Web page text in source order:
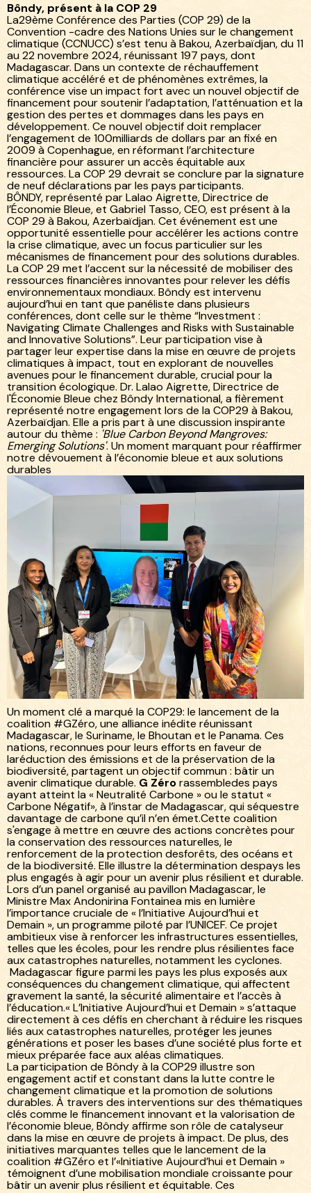
Bôndy, présent à la COP 29
La29ème Conférence des Parties (COP 29) de la
Convention -cadre des Nations Unies sur le changement
climatique (CCNUCC) s’est tenu à Bakou, Azerbaïdjan, du 11
au 22 novembre 2024, réunissant 197 pays, dont
Madagascar. Dans un contexte de réchauffement
climatique accéléré et de phénomènes extrêmes, la
conférence vise un impact fort avec un nouvel objectif de
financement pour soutenir l’adaptation, l’atténuation et la
gestion des pertes et dommages dans les pays en
développement. Ce nouvel objectif doit remplacer
l’engagement de 100milliards de dollars par an fixé en
2009 à Copenhague, en réformant l’architecture
financière pour assurer un accès équitable aux
ressources. La COP 29 devrait se conclure par la signature
de neuf déclarations par les pays participants.
BÔNDY, représenté par Lalao Aigrette, Directrice de
l’Économie Bleue, et Gabriel Tasso, CEO, est présent à la
COP 29 à Bakou, Azerbaïdjan. Cet événement est une
opportunité essentielle pour accélérer les actions contre
la crise climatique, avec un focus particulier sur les
mécanismes de financement pour des solutions durables.
La COP 29 met l’accent sur la nécessité de mobiliser des
ressources financières innovantes pour relever les défis
environnementaux mondiaux. Bôndy est intervenu
aujourd’hui en tant que panéliste dans plusieurs
conférences, dont celle sur le thème “Investment :
Navigating Climate Challenges and Risks with Sustainable
and Innovative Solutions”. Leur participation vise à
partager leur expertise dans la mise en œuvre de projets
climatiques à impact, tout en explorant de nouvelles
avenues pour le financement durable, crucial pour la
transition écologique. Dr. Lalao Aigrette, Directrice de
l'Économie Bleue chez Bôndy International, a fièrement
représenté notre engagement lors de la COP29 à Bakou,
Azerbaïdjan. Elle a pris part à une discussion inspirante
autour du thème : 'Blue Carbon Beyond Mangroves:
Emerging Solutions'. Un moment marquant pour réaffirmer
notre dévouement à l’économie bleue et aux solutions
durables
Un moment clé a marqué la COP29: le lancement de la
coalition #GZéro, une alliance inédite réunissant
Madagascar, le Suriname, le Bhoutan et le Panama. Ces
nations, reconnues pour leurs efforts en faveur de
laréduction des émissions et de la préservation de la
biodiversité, partagent un objectif commun : bâtir un
avenir climatique durable. G Zérorassembledes pays
ayant atteint la « Neutralité Carbone » ou le statut «
Carbone Négatif», à l’instar de Madagascar, qui séquestre
davantage de carbone qu’il n’en émet.Cette coalition
s'engage à mettre en œuvre des actions concrètes pour
la conservation des ressources naturelles, le
renforcement de la protection desforêts, des océans et
de la biodiversité. Elle illustre la détermination despays les
plus engagés à agir pour un avenir plus résilient et durable.
Lors d’un panel organisé au pavillon Madagascar, le
Ministre Max Andonirina Fontainea mis en lumière
l’importance cruciale de « l’Initiative Aujourd’hui et
Demain », un programme piloté par l’UNICEF. Ce projet
ambitieux vise à renforcer les infrastructures essentielles,
telles que les écoles, pour les rendre plus résilientes face
aux catastrophes naturelles, notamment les cyclones.
Madagascar figure parmi les pays les plus exposés aux
conséquences du changement climatique, qui affectent
gravement la santé, la sécurité alimentaire et l’accès à
l’éducation.« L’Initiative Aujourd’hui et Demain » s’attaque
directement à ces défis en cherchant à réduire les risques
liés aux catastrophes naturelles, protéger les jeunes
générations et poser les bases d’une société plus forte et
mieux préparée face aux aléas climatiques.
La participation de Bôndy à la COP29 illustre son
engagement actif et constant dans la lutte contre le
changement climatique et la promotion de solutions
durables. À travers des interventions sur des thématiques
clés comme le financement innovant et la valorisation de
l’économie bleue, Bôndy affirme son rôle de catalyseur
dans la mise en œuvre de projets à impact. De plus, des
initiatives marquantes telles que le lancement de la
coalition #GZéro et l’«Initiative Aujourd’hui et Demain »
témoignent d’une mobilisation mondiale croissante pour
bâtir un avenir plus résilient et équitable. Ces